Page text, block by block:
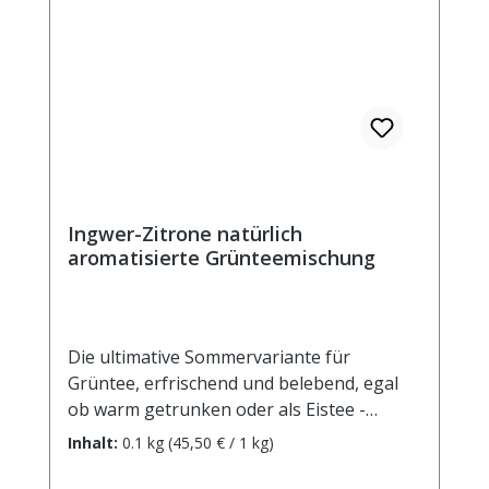
Ingwer-Zitrone natürlich
aromatisierte Grünteemischung
Die ultimative Sommervariante für
Grüntee, erfrischend und belebend, egal
ob warm getrunken oder als Eistee -
einfach ein wohltuender Genuss. Zutaten:
Inhalt: 0.1 kg (45,50 € / 1 kg)